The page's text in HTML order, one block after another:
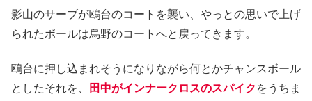
影山のサーブが鴎台のコートを襲い、やっとの思いで上げ
られたボールは烏野のコートへと戻ってきます。
鴎台に押し込まれそうになりながら何とかチャンスボール
としたそれを、
田中がインナークロスのスパイク をうちま